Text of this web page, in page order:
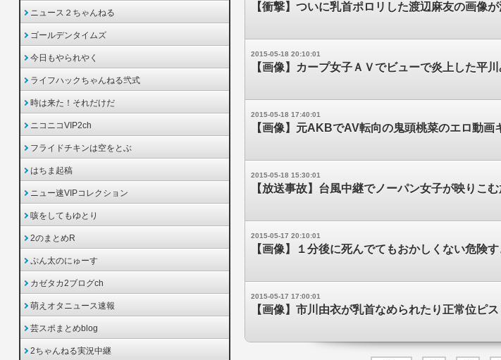
【衝撃】ついに乳首ポロリした渡辺麻友の画像
2015-05-18 20:10:01
【画像】カープ女子ＡＶでビューで炎上した平
2015-05-18 17:40:01
【画像】元AKBでAV転向の鬼頭桃菜のエロ動
2015-05-18 15:30:01
【放送事故】台風中継でノーパン女子が映りこ
2015-05-17 20:10:01
【画像】１分後に死んでてもおかしくない危険
2015-05-17 17:00:01
【画像】市川由衣が乳首なめられたり正常位ピ
ニュース２ちゃんねる
ゴールデンタイムズ
今日もやられやく
ライフハックちゃんねる弐式
時は来た！それだけだ
ニコニコVIP2ch
フライドチキンは空をとぶ
はちま起稿
ニュー速VIPコレクション
咳をしてもゆとり
2のまとめR
ぷん太のにゅーす
カゼタカ2ブログch
萌えオタニュース速報
芸スポまとめblog
2ちゃんねる実況中継